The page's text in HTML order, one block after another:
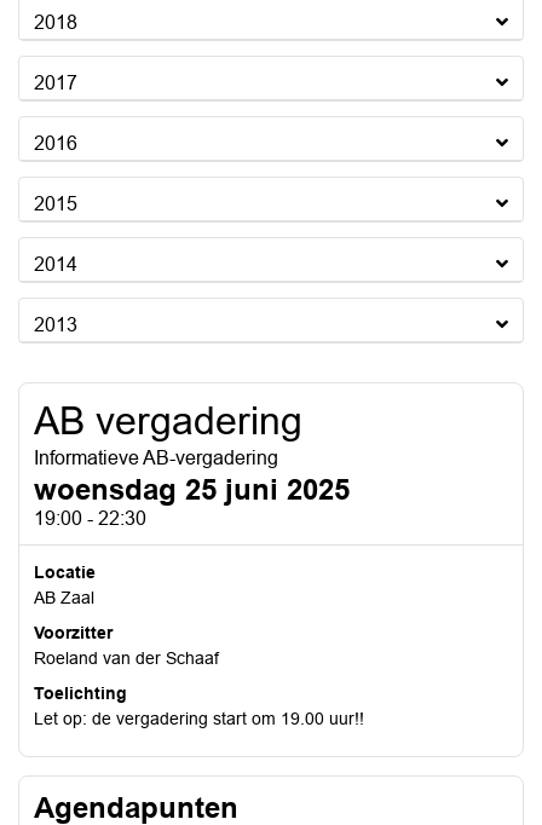
2018
2017
2016
2015
2014
2013
AB vergadering
Informatieve AB-vergadering
woensdag 25 juni 2025
19:00 - 22:30
Locatie
AB Zaal
Voorzitter
Roeland van der Schaaf
Toelichting
Let op: de vergadering start om 19.00 uur!!
Agendapunten